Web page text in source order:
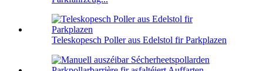
Teleskopesch Poller aus Edelstol fir Parkplazen